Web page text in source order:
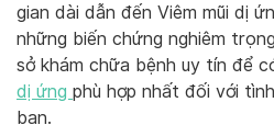
gian dài dẫn đến Viêm mũi dị
những biến chứng nghiêm
sở khám chữa bệnh uy tín để
dị ứng phù hợp nhất đối với
bạn.